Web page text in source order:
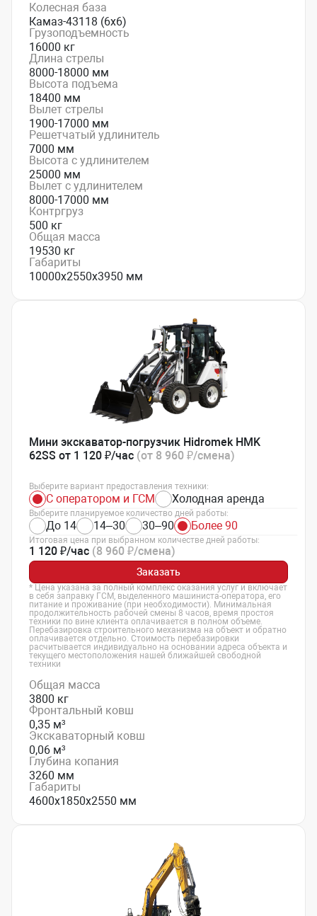
Колесная база
Камаз-43118 (6x6)
Грузоподъемность
16000 кг
Длина стрелы
8000-18000 мм
Высота подъема
18400 мм
Вылет стрелы
1900-17000 мм
Решетчатый удлинитель
7000 мм
Высота с удлинителем
25000 мм
Вылет с удлинителем
8000-17000 мм
Контргруз
500 кг
Общая масса
19530 кг
Габариты
10000х2550х3950 мм
Мини экскаватор-погрузчик Hidromek HMK
62SS от 1 120 ₽/час (от 8 960 ₽/смена)
Выберите вариант предоставления техники:
С оператором и ГСМ Холодная аренда
Выберите планируемое количество дней работы:
До 14 14–30 30–90 Более 90
Итоговая цена при выбранном количестве дней работы:
1 120 ₽/час (8 960 ₽/смена)
Заказать
* Цена указана за полный комплекс оказания услуг и включает
в себя заправку ГСМ, выделенного машиниста-оператора, его
питание и проживание (при необходимости). Минимальная
продолжительность рабочей смены 8 часов, время простоя
техники по вине клиента оплачивается в полном объеме.
Перебазировка строительного механизма на объект и обратно
оплачивается отдельно. Стоимость перебазировки
расчитывается индивидуально на основании адреса объекта и
текущего местоположения нашей ближайшей свободной
техники
Общая масса
3800 кг
Фронтальный ковш
0,35 м³
Экскаваторный ковш
0,06 м³
Глубина копания
3260 мм
Габариты
4600х1850х2550 мм